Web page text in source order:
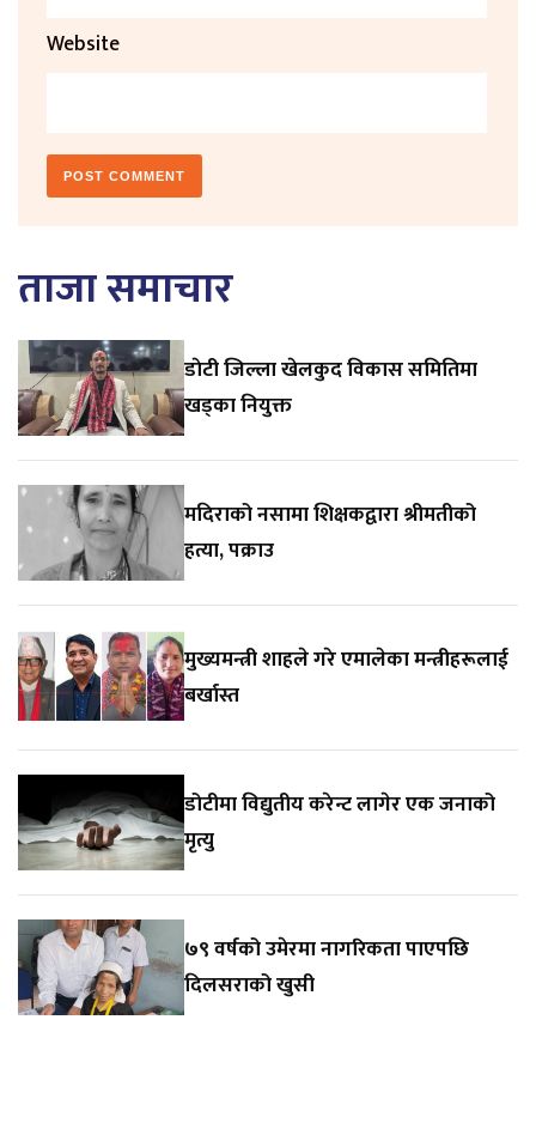
Website
ताजा समाचार
डाेटी जिल्ला खेलकुद विकास समितिमा
खड्का नियुक्त
मदिराको नसामा शिक्षकद्वारा श्रीमतीको
हत्या, पक्राउ
मुख्यमन्त्री शाहले गरे एमालेका मन्त्रीहरूलाई
बर्खास्त
डोटीमा विद्युतीय करेन्ट लागेर एक जनाको
मृत्यु
७९ वर्षको उमेरमा नागरिकता पाएपछि
दिलसराको खुसी